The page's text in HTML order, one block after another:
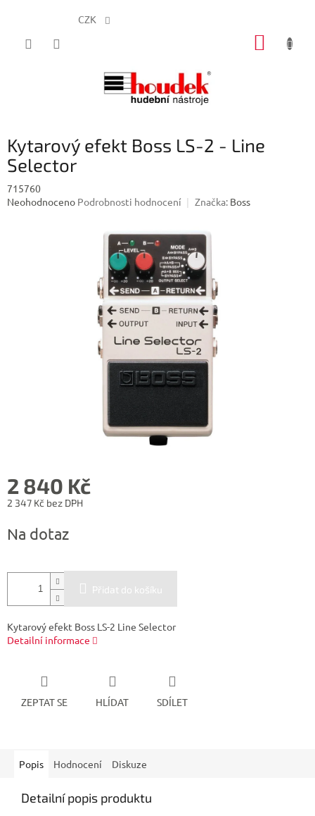
CZK
Kytarový efekt Boss LS-2 - Line
Selector
715760
Průměrné
Neohodnoceno Podrobnosti hodnocení Značka: Boss
2 840 Kč
2 347 Kč bez DPH
cena:
Na dotaz
Přidat do košíku
Kytarový efekt Boss LS-2 Line Selector
Detailní informace
ZEPTAT SE HLÍDAT SDÍLET
Popis Hodnocení Diskuze
Detailní popis produktu